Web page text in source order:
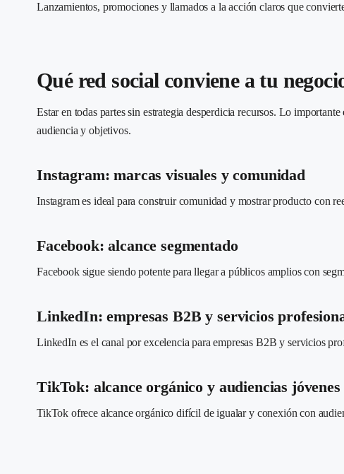
Lanzamientos, promociones y llamados a la acción claros que
Qué red social conviene a tu
Estar en todas partes sin estrategia desperdicia recursos. Lo
audiencia y objetivos.
Instagram: marcas visuales y comunidad
Instagram es ideal para construir comunidad y mostrar producto con
Facebook: alcance segmentado
Facebook sigue siendo potente para llegar a públicos amplios con
LinkedIn: empresas B2B y servicios
LinkedIn es el canal por excelencia para empresas B2B y servicios
TikTok: alcance orgánico y audiencias jóvenes
TikTok ofrece alcance orgánico difícil de igualar y conexión con